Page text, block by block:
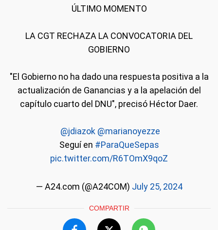
ÚLTIMO MOMENTO
LA CGT RECHAZA LA CONVOCATORIA DEL
GOBIERNO
"El Gobierno no ha dado una respuesta positiva a la
actualización de Ganancias y a la apelación del
capítulo cuarto del DNU", precisó Héctor Daer.
@jdiazok @marianoyezze
Seguí en #ParaQueSepas
pic.twitter.com/R6TOmX9qoZ
— A24.com (@A24COM) July 25, 2024
COMPARTIR